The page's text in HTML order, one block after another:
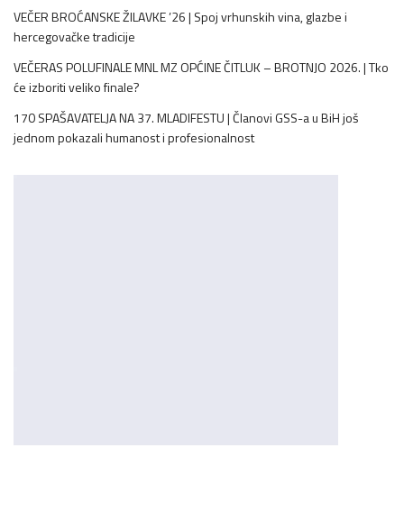
VEČER BROĆANSKE ŽILAVKE ’26 | Spoj vrhunskih vina, glazbe i
hercegovačke tradicije
VEČERAS POLUFINALE MNL MZ OPĆINE ČITLUK – BROTNJO 2026. | Tko
će izboriti veliko finale?
170 SPAŠAVATELJA NA 37. MLADIFESTU | Članovi GSS-a u BiH još
jednom pokazali humanost i profesionalnost